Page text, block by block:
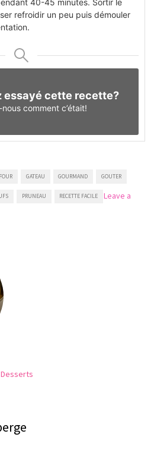
refroidir un peu puis démouler
essayé cette recette?
nous comment c’était!
FOUR GATEAU GOURMAND GOUTER
PRUNEAU RECETTE FACILE
Leave a
Desserts